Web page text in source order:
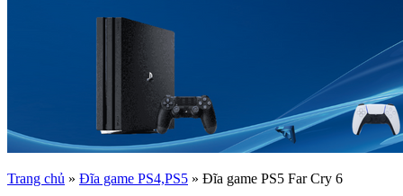
Trang chủ » Đĩa game PS4,PS5 » Đĩa game PS5 Far Cry 6